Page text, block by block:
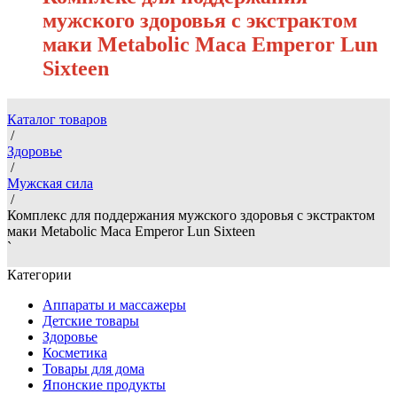
мужского здоровья с экстрактом
маки Metabolic Maca Emperor Lun
Sixteen
Каталог товаров
/
Здоровье
/
Мужская сила
/
Комплекс для поддержания мужского здоровья с экстрактом
маки Metabolic Maca Emperor Lun Sixteen
`
Категории
Аппараты и массажеры
Детские товары
Здоровье
Косметика
Товары для дома
Японские продукты